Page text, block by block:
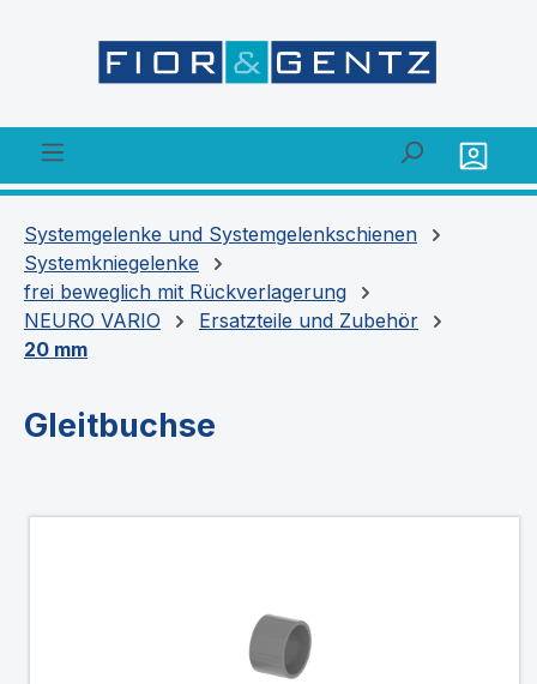
Systemgelenke und Systemgelenkschienen
Systemkniegelenke
frei beweglich mit Rückverlagerung
NEURO VARIO
Ersatzteile und Zubehör
20 mm
Gleitbuchse